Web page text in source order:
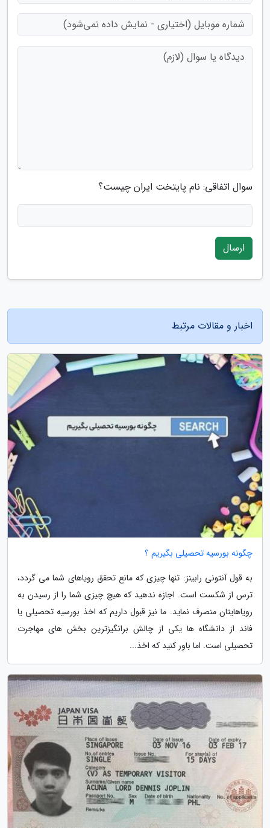
سوال اتفاقی: نام پایتخت ایران چیست؟
ارسال
اخبار و مقالات مرتبط
چگونه بورسیه تحصیلی بگیریم ؟
به قول آنتونی رابینز: تنها چیزی که مانع تحقق رویاهای شما می گردد،
ترس از شکست است. اجازه ندهید که هیچ چیزی شما را از رسیدن به
رویاهایتان منصرف نماید. ما نیز قبول داریم که اخذ بورسیه تحصیلی یا
فاند از دانشگاه ها یکی از چالش برانگیزترین بخش های مهاجرت
تحصیلی است. اما باور کنید که اخذ...